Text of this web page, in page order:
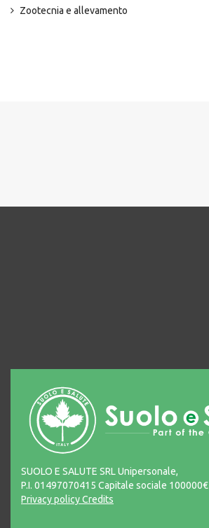
Zootecnia e allevamento
SUOLO E SALUTE SRL Unipersonale,
P.I. 01497070415 Capitale sociale 100000€
Privacy policyCredits